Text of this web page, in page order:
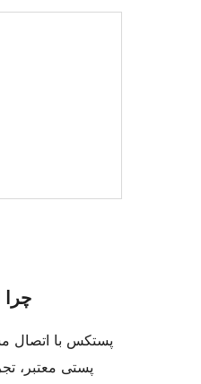
پستکس با اتصال
پستی معتبر،